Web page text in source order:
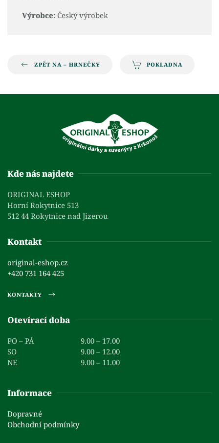
Výrobce: Český výrobek
ZPĚT NA – HRNEČKY POKLADNA
Kde nás najdete
ORIGINAL ESHOP
Horní Rokytnice 513
512 44 Rokytnice nad Jizerou
Kontakt
original-eshop.cz
+420 731 164 425
KONTAKTY
Otevírací doba
PO – PÁ
9.00 – 17.00
SO
9.00 – 12.00
NE
9.00 – 11.00
Informace
Dopravné
Obchodní podmínky